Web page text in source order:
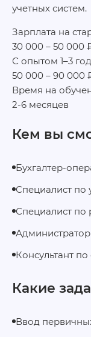
учетных систем.
Зарплата на
30 000 – 50 000
С опытом 1–3
50 000 – 90 000
Время на
2-6 месяцев
Кем вы
Бухгалтер-
Специалист по
Специалист по
Администратор
Консультант
Какие
Ввод